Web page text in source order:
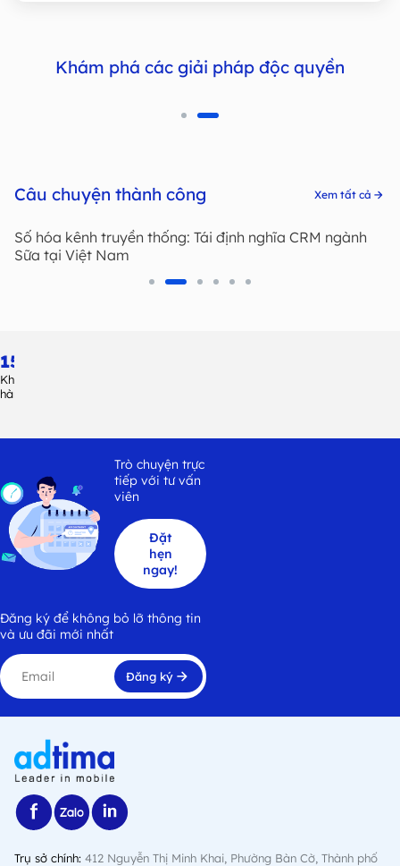
Khám phá các giải pháp độc quyền
Câu chuyện thành công Xem tất cả
Giải pháp giao tiếp một chạm với nhà bán lẻ
Số hóa kênh truyền thống: Tái định nghĩa CRM ngành
Sữa tại Việt Nam
150
Khách
hàng
Trò chuyện trực
tiếp với tư vấn
viên
Đặt
hẹn
ngay!
Đăng ký để không bỏ lỡ thông tin
và ưu đãi mới nhất
Đăng ký
Trụ sở chính: 412 Nguyễn Thị Minh Khai, Phường Bàn Cờ, Thành phố